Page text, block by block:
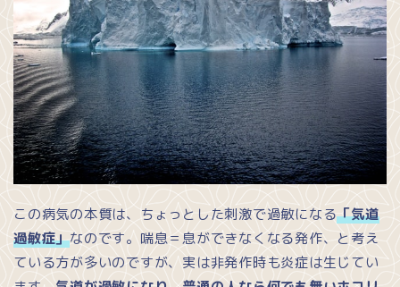
この病気の本質は、ちょっとした刺激で過敏になる「気道
過敏症」なのです。喘息＝息ができなくなる発作、と考え
ている方が多いのですが、実は非発作時も炎症は生じてい